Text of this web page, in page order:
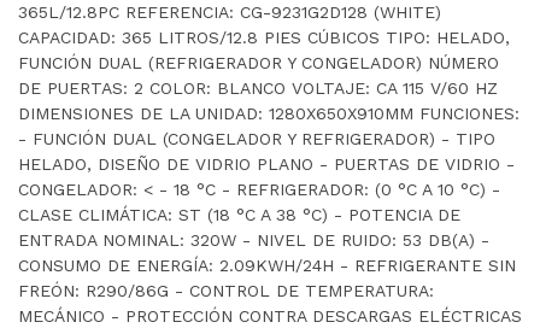
365L/12.8PC REFERENCIA: CG-9231G2D128 (WHITE)
CAPACIDAD: 365 LITROS/12.8 PIES CÚBICOS TIPO: HELADO,
FUNCIÓN DUAL (REFRIGERADOR Y CONGELADOR) NÚMERO
DE PUERTAS: 2 COLOR: BLANCO VOLTAJE: CA 115 V/60 HZ
DIMENSIONES DE LA UNIDAD: 1280X650X910MM FUNCIONES:
- FUNCIÓN DUAL (CONGELADOR Y REFRIGERADOR) - TIPO
HELADO, DISEÑO DE VIDRIO PLANO - PUERTAS DE VIDRIO -
CONGELADOR: < - 18 °C - REFRIGERADOR: (0 °C A 10 °C) -
CLASE CLIMÁTICA: ST (18 °C A 38 °C) - POTENCIA DE
ENTRADA NOMINAL: 320W - NIVEL DE RUIDO: 53 DB(A) -
CONSUMO DE ENERGÍA: 2.09KWH/24H - REFRIGERANTE SIN
FREÓN: R290/86G - CONTROL DE TEMPERATURA:
MECÁNICO - PROTECCIÓN CONTRA DESCARGAS ELÉCTRICAS